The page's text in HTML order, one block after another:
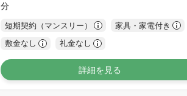
分
短期契約（マンスリー）
家具・家電付き
敷金なし
礼金なし
詳細を見る